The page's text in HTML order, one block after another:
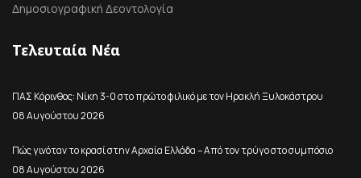
Δημοσιογραφική Δεοντολογία
Τελευταία Νέα
ΠΑΣ Κόρινθος: Νίκη 3-0 στο πρώτο φιλικό με τον Ηρακλή Ξυλοκάστρου
08 Αυγούστου 2026
Πώς γινόταν το κρασί στην Αρχαία Ελλάδα – Από τον τρύγο στο συμπόσιο
08 Αυγούστου 2026